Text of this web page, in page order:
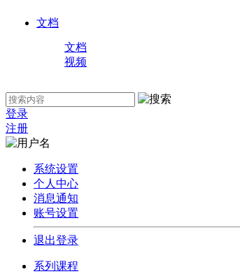
文档
文档
视频
登录
注册
系统设置
个人中心
消息通知
账号设置
退出登录
系列课程